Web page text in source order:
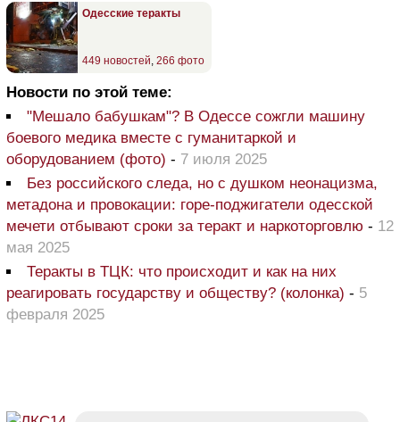
Одесские теракты
449 новостей, 266 фото
Новости по этой теме:
"Мешало бабушкам"? В Одессе сожгли машину
боевого медика вместе с гуманитаркой и
оборудованием (фото) - 7 июля 2025
Без российского следа, но с душком неонацизма,
метадона и провокации: горе-поджигатели одесской
мечети отбывают сроки за теракт и наркоторговлю - 12
мая 2025
Теракты в ТЦК: что происходит и как на них
реагировать государству и обществу? (колонка) - 5
февраля 2025